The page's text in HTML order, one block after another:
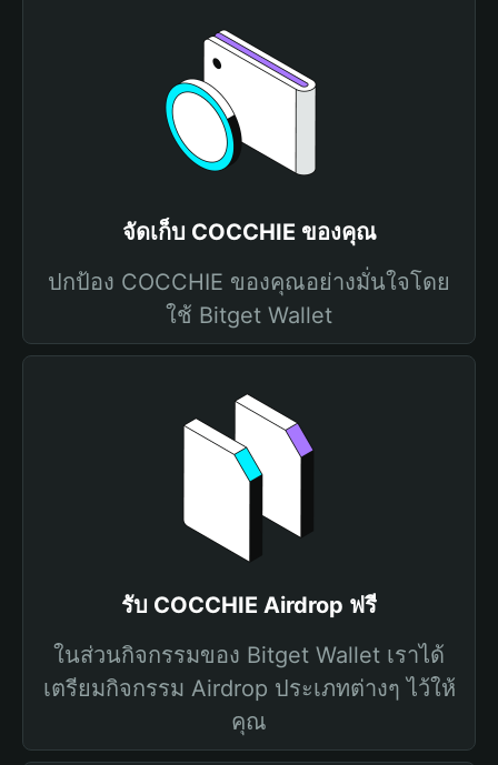
จัดเก็บ COCCHIE ของคุณ
ปกป้อง COCCHIE ของคุณอย่างมั่นใจโดย
ใช้ Bitget Wallet
รับ COCCHIE Airdrop ฟรี
ในส่วนกิจกรรมของ Bitget Wallet เราได้
เตรียมกิจกรรม Airdrop ประเภทต่างๆ ไว้ให้
คุณ